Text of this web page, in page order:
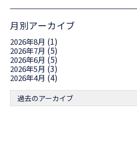
月別アーカイブ
2026年8月 (1)
2026年7月 (5)
2026年6月 (5)
2026年5月 (3)
2026年4月 (4)
過去のアーカイブ